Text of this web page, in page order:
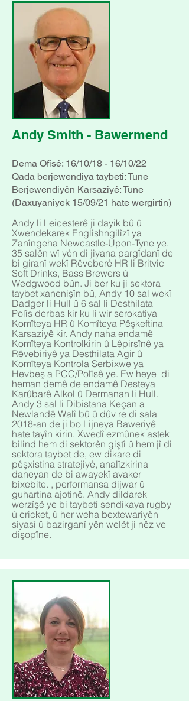
Andy Smith - Bawermend
Dema Ofîsê: 16/10/18 - 16/10/22
Qada berjewendiya taybetî: Tune
Berjewendiyên Karsaziyê: Tune
(Daxuyaniyek 15/09/21 hate wergirtin)
Andy li Leicesterê ji dayik bû û
Xwendekarek Englishngilîzî ya
Zanîngeha Newcastle-Upon-Tyne ye.
35 salên wî yên di jiyana pargîdanî de
bi giranî wekî Rêveberê HR li Britvic
Soft Drinks, Bass Brewers û
Wedgwood bûn. Ji ber ku ji sektora
taybet xanenişîn bû, Andy 10 sal wekî
Dadger li Hull û 6 sal li Desthilata
Polîs derbas kir ku li wir serokatiya
Komîteya HR û Komîteya Pêşkeftina
Karsaziyê kir. Andy naha endamê
Komîteya Kontrolkirin û Lêpirsînê ya
Rêvebiriyê ya Desthilata Agir û
Komîteya Kontrola Serbixwe ya
Hevbeş a PCC/Polîsê ye. Ew heye di
heman demê de endamê Desteya
Karûbarê Alkol û Dermanan li Hull.
Andy 3 sal li Dibistana Keçan a
Newlandê Walî bû û dûv re di sala
2018-an de ji bo Lijneya Baweriyê
hate tayîn kirin. Xwedî ezmûnek astek
bilind hem di sektorên giştî û hem jî di
sektora taybet de, ew dikare di
pêşxistina stratejiyê, analîzkirina
daneyan de bi awayekî avaker
bixebite. , performansa dijwar û
guhartina ajotinê. Andy dildarek
werzîşê ye bi taybetî sendîkaya rugby
û cricket, û her weha bextewariyên
siyasî û bazirganî yên welêt ji nêz ve
dişopîne.